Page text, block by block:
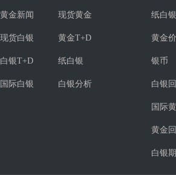
黄金新闻 现货黄金
现货白银 黄金T+D
白银T+D 纸白银
国际白银 白银分析
纸白
黄金
银币
白银
国际
黄金
白银